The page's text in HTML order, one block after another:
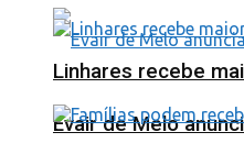
Evair de Melo
Linhares recebe